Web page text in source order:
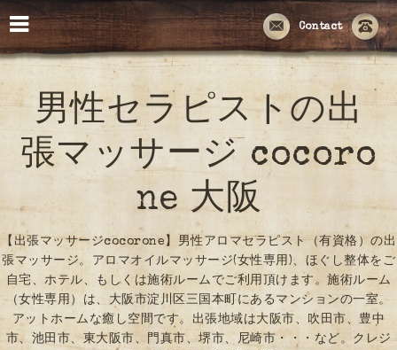
Contact
男性セラピストの出
張マッサージ cocoro
ne 大阪
【出張マッサージcocorone】男性アロマセラピスト（有資格）の出
張マッサージ。アロマオイルマッサージ(女性専用)、ほぐし整体をご
自宅、ホテル、もしくは施術ルームでご利用頂けます。施術ルーム
（女性専用）は、大阪市淀川区三国本町にあるマンションの一室。
アットホームな癒し空間です。出張地域は大阪市、吹田市、豊中
市、池田市、東大阪市、門真市、堺市、尼崎市・・・など。クレジ